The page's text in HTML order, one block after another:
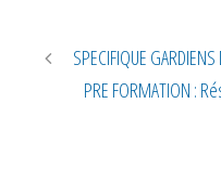
SPECIFIQUE GARDIENS
PRE FORMATION :